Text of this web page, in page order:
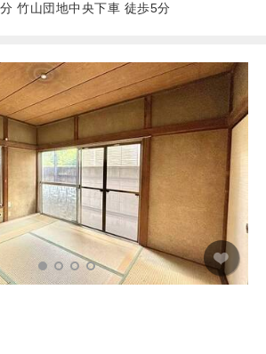
竹山団地中央下車 徒歩5分